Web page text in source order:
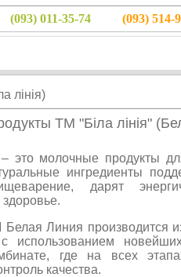
(093) 011-35-74 (093) 514-
лінія)
ТМ "Біла лінія"
это молочные продукты
ингредиенты
дарят
Линия производится
использованием
где на всех
качества.